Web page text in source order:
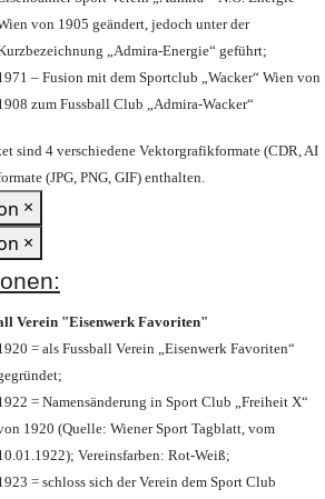
von 1905 geändert, jedoch unter der
„Admira-Energie“ geführt;
– Fusion mit dem Sportclub „Wacker“ Wien von
zum Fussball Club „Admira-Wacker“
sind 4 verschiedene Vektorgrafikformate (CDR, AI
(JPG, PNG, GIF) enthalten.
×
×
Verein "Eisenwerk Favoriten"
= als Fussball Verein „Eisenwerk Favoriten“
= Namensänderung in Sport Club „Freiheit X“
1920 (Quelle: Wiener Sport Tagblatt, vom
Vereinsfarben: Rot-Weiß;
= schloss sich der Verein dem Sport Club